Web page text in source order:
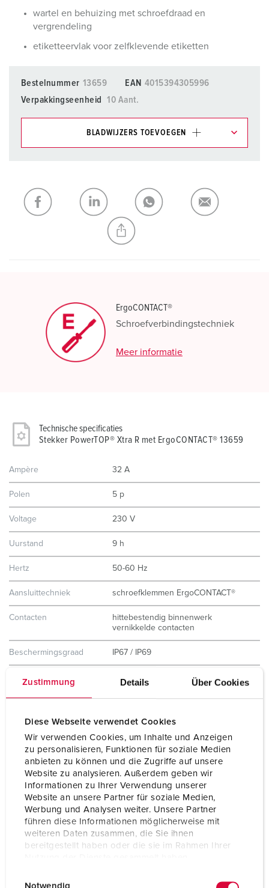
Zustimmung Details Über Cookies
Diese Webseite verwendet Cookies
Wir verwenden Cookies, um Inhalte und Anzeigen
zu personalisieren, Funktionen für soziale Medien
anbieten zu können und die Zugriffe auf unsere
Website zu analysieren. Außerdem geben wir
Informationen zu Ihrer Verwendung unserer
Website an unsere Partner für soziale Medien,
Werbung und Analysen weiter. Unsere Partner
führen diese Informationen möglicherweise mit
weiteren Daten zusammen, die Sie ihnen
bereitgestellt haben oder die sie im Rahmen Ihrer
Notwendig
wartel en behuizing met schroefdraad en
vergrendeling
etiketteervlak voor zelfklevende etiketten
Bestelnummer 13659 EAN 4015394305996
Verpakkingseenheid
10 Aant.
BLADWIJZERS TOEVOEGEN
Mijn lijst TOEVOEGEN
NIEUW LIJST MAKEN
ErgoCONTACT®
Schroefverbindingstechniek
Meer informatie
Technische specificaties
Stekker PowerTOP® Xtra R met ErgoCONTACT® 13659
Ampère 32 A
Polen 5 p
Voltage 230 V
Uurstand 9 h
Hertz 50-60 Hz
Aansluittechniek schroefklemmen ErgoCONTACT®
Contacten
hittebestendig binnenwerk
vernikkelde contacten
Beschermingsgraad IP67 / IP69
Gewicht 420 g
CQC